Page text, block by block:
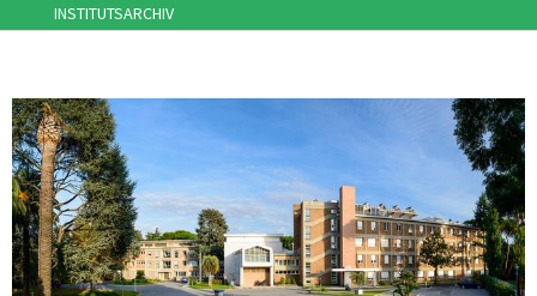
INSTITUTSARCHIV